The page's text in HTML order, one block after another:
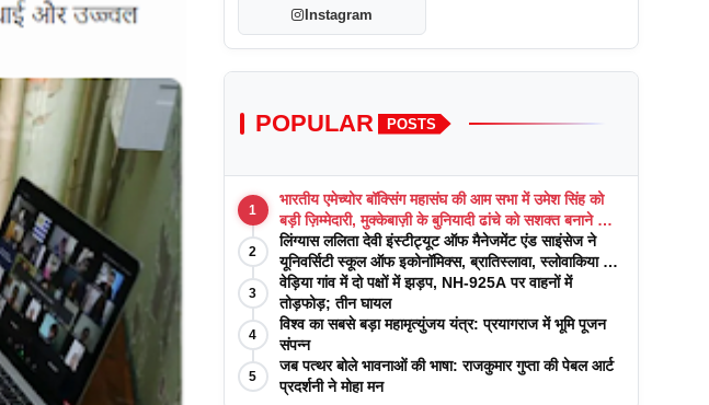
Instagram
POPULAR POSTS
1
भारतीय एमेच्योर बॉक्सिंग महासंघ की आम सभा में उमेश सिंह को
बड़ी ज़िम्मेदारी, मुक्केबाज़ी के बुनियादी ढांचे को सशक्त बनाने का
वादा
2
लिंग्यास ललिता देवी इंस्टीट्यूट ऑफ मैनेजमेंट एंड साइंसेज ने
यूनिवर्सिटी स्कूल ऑफ इकोनॉमिक्स, ब्रातिस्लावा, स्लोवाकिया के
साथ अकादमिक पत्रिकाओं में प्रकाशन रणनीतियों पर एक
दिवसीय कार्यशाला का आयोजन किया
3
वेड़िया गांव में दो पक्षों में झड़प, NH-925A पर वाहनों में
तोड़फोड़; तीन घायल
4
विश्व का सबसे बड़ा महामृत्युंजय यंत्र: प्रयागराज में भूमि पूजन
संपन्न
5
जब पत्थर बोले भावनाओं की भाषा: राजकुमार गुप्ता की पेबल आर्ट
प्रदर्शनी ने मोहा मन